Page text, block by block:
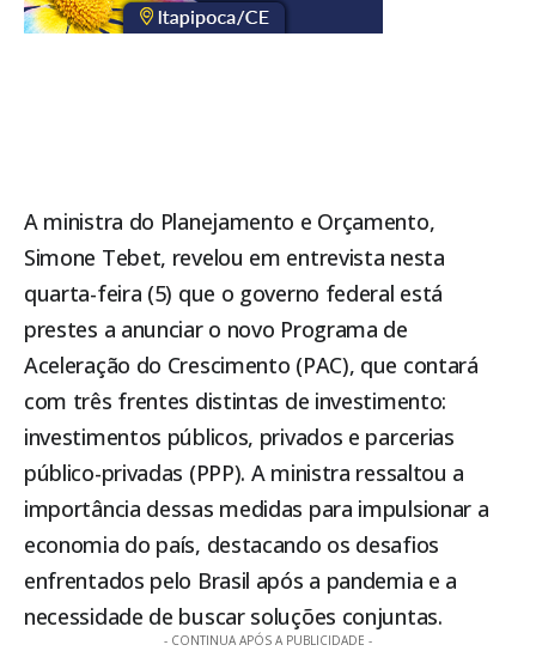
A ministra do Planejamento e Orçamento,
Simone Tebet, revelou em entrevista nesta
quarta-feira (5) que o governo federal está
prestes a anunciar o novo Programa de
Aceleração do Crescimento (PAC), que contará
com três frentes distintas de investimento:
investimentos públicos, privados e parcerias
público-privadas (PPP). A ministra ressaltou a
importância dessas medidas para impulsionar a
economia do país, destacando os desafios
enfrentados pelo Brasil após a pandemia e a
necessidade de buscar soluções conjuntas.
- CONTINUA APÓS A PUBLICIDADE -